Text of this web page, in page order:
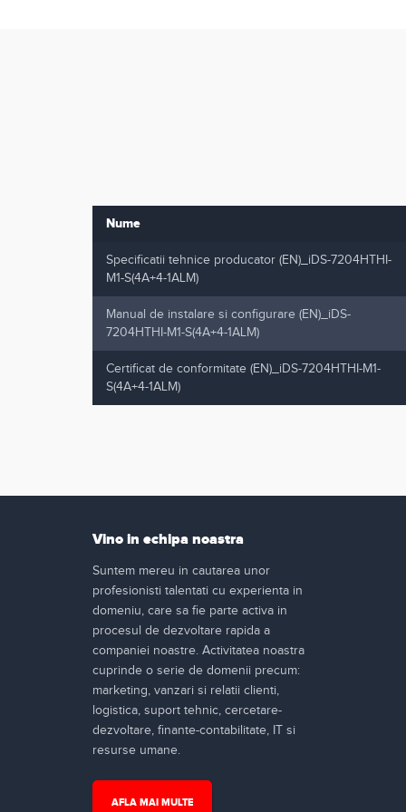
Nume
Specificatii tehnice producator (EN)_iDS-7204HTHI-
M1-S(4A+4-1ALM)
Manual de instalare si configurare (EN)_iDS-
7204HTHI-M1-S(4A+4-1ALM)
Certificat de conformitate (EN)_iDS-7204HTHI-M1-
S(4A+4-1ALM)
Vino in echipa noastra
Suntem mereu in cautarea unor
profesionisti talentati cu experienta in
domeniu, care sa fie parte activa in
procesul de dezvoltare rapida a
companiei noastre. Activitatea noastra
cuprinde o serie de domenii precum:
marketing, vanzari si relatii clienti,
logistica, suport tehnic, cercetare-
dezvoltare, finante-contabilitate, IT si
resurse umane.
AFLA MAI MULTE